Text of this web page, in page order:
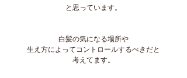
と思っています。
白髪の気になる場所や
生え方によってコントロールするべきだと
考えてます。